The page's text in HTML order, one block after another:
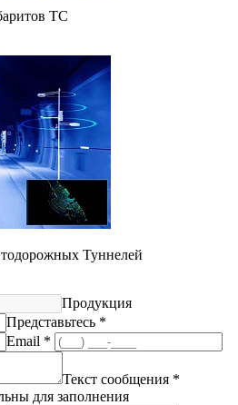
ТС
Туннелей
Продукция
Представьтесь *
Email *
Текст сообщения *
для заполнения